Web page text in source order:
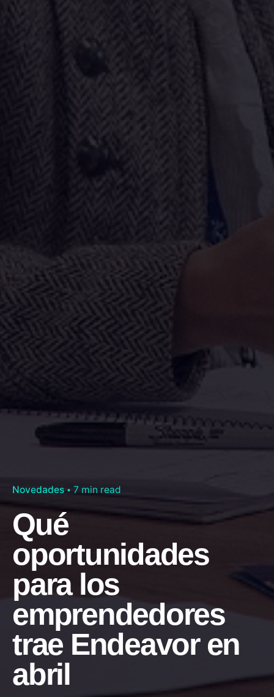
Novedades 7 min read
Qué
oportunidades
para los
emprendedores
trae Endeavor en
abril